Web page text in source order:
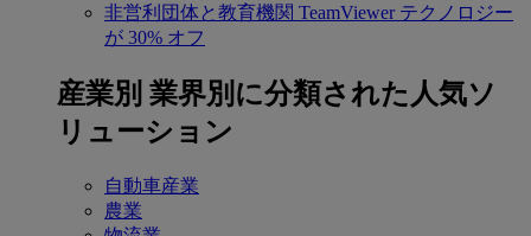
非営利団体と教育機関 TeamViewer テクノロジー
が 30% オフ
産業別 業界別に分類された人気ソ
リューション
自動車産業
農業